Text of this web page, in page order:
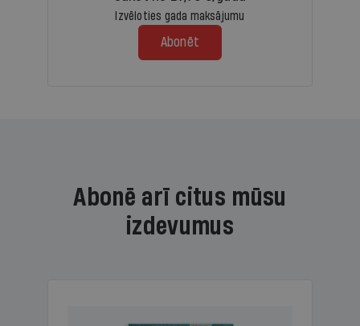
Izvēloties gada maksājumu
Abonēt
Abonē arī citus mūsu
izdevumus